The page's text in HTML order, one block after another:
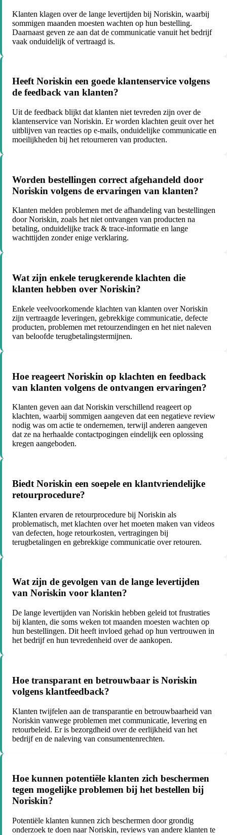
Klanten klagen over de lange levertijden bij Noriskin, waarbij
sommigen maanden moesten wachten op hun bestelling.
Daarnaast geven ze aan dat de communicatie vanuit het bedrijf
vaak onduidelijk of vertraagd is.
Heeft Noriskin een goede klantenservice volgens
de feedback van klanten?
Uit de feedback blijkt dat klanten niet tevreden zijn over de
klantenservice van Noriskin. Er worden klachten geuit over het
uitblijven van reacties op e-mails, onduidelijke communicatie en
moeilijkheden bij het retourneren van producten.
Worden bestellingen correct afgehandeld door
Noriskin volgens de ervaringen van klanten?
Klanten melden problemen met de afhandeling van bestellingen
door Noriskin, zoals het niet ontvangen van producten na
betaling, onduidelijke track & trace-informatie en lange
wachttijden zonder enige verklaring.
Wat zijn enkele terugkerende klachten die
klanten hebben over Noriskin?
Enkele veelvoorkomende klachten van klanten over Noriskin
zijn vertraagde leveringen, gebrekkige communicatie, defecte
producten, problemen met retourzendingen en het niet naleven
van beloofde terugbetalingstermijnen.
Hoe reageert Noriskin op klachten en feedback
van klanten volgens de ontvangen ervaringen?
Klanten geven aan dat Noriskin verschillend reageert op
klachten, waarbij sommigen aangeven dat een negatieve review
nodig was om actie te ondernemen, terwijl anderen aangeven
dat ze na herhaalde contactpogingen eindelijk een oplossing
kregen aangeboden.
Biedt Noriskin een soepele en klantvriendelijke
retourprocedure?
Klanten ervaren de retourprocedure bij Noriskin als
problematisch, met klachten over het moeten maken van videos
van defecten, hoge retourkosten, vertragingen bij
terugbetalingen en gebrekkige communicatie over retouren.
Wat zijn de gevolgen van de lange levertijden
van Noriskin voor klanten?
De lange levertijden van Noriskin hebben geleid tot frustraties
bij klanten, die soms weken tot maanden moesten wachten op
hun bestellingen. Dit heeft invloed gehad op hun vertrouwen in
het bedrijf en hun tevredenheid over de aankopen.
Hoe transparant en betrouwbaar is Noriskin
volgens klantfeedback?
Klanten twijfelen aan de transparantie en betrouwbaarheid van
Noriskin vanwege problemen met communicatie, levering en
retourbeleid. Er is bezorgdheid over de eerlijkheid van het
bedrijf en de naleving van consumentenrechten.
Hoe kunnen potentiële klanten zich beschermen
tegen mogelijke problemen bij het bestellen bij
Noriskin?
Potentiële klanten kunnen zich beschermen door grondig
onderzoek te doen naar Noriskin, reviews van andere klanten te